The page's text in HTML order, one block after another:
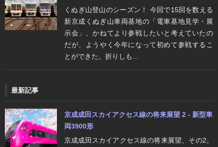
くぬぎ山登山のシーズン！ 今回で15回を数える
新京成くぬぎ山車両基地の「電車基地見学・展
示会」、かねてより参戦したいと考えていたの
だが、ようやく今年になって初めて参戦するこ
とができた。折りしも...
最新記事
京成成田スカイアクセス線の将来展望 2 - 新型車
両3900形
京成成田スカイアクセス線の将来展望、その2。